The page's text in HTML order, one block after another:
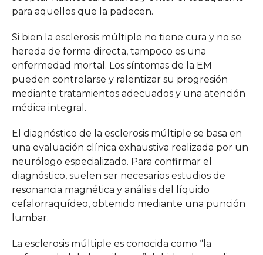
para aquellos que la padecen.
Si bien la esclerosis múltiple no tiene cura y no se
hereda de forma directa, tampoco es una
enfermedad mortal. Los síntomas de la EM
pueden controlarse y ralentizar su progresión
mediante tratamientos adecuados y una atención
médica integral.
El diagnóstico de la esclerosis múltiple se basa en
una evaluación clínica exhaustiva realizada por un
neurólogo especializado. Para confirmar el
diagnóstico, suelen ser necesarios estudios de
resonancia magnética y análisis del líquido
cefalorraquídeo, obtenido mediante una punción
lumbar.
La esclerosis múltiple es conocida como “la